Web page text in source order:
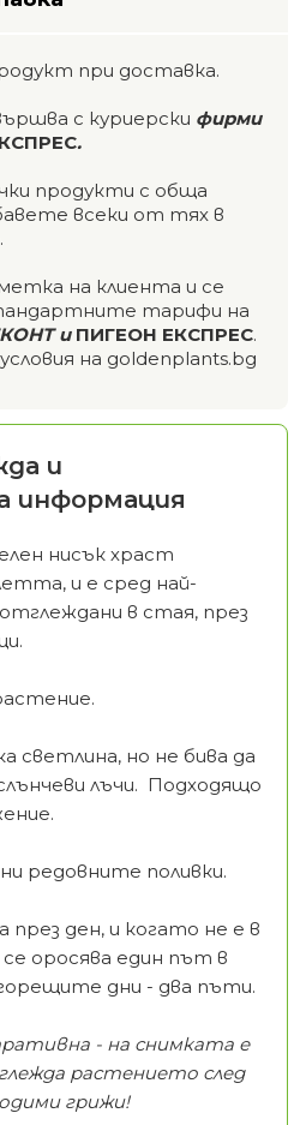
при доставка.
с куриерски фирми
.
продукти с обща
всеки от тях в
на клиента и се
тарифи на
и ПИГЕОН ЕКСПРЕС.
на goldenplants.bg
и
информация
нисък храст
и е сред най-
в стая, през
светлина, но не бива да
лъчи. Подходящо
редовните поливки.
ден, и когато не е в
оросява един път в
дни - два пъти.
- на снимката е
растението след
грижи!